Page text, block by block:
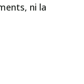
ni la